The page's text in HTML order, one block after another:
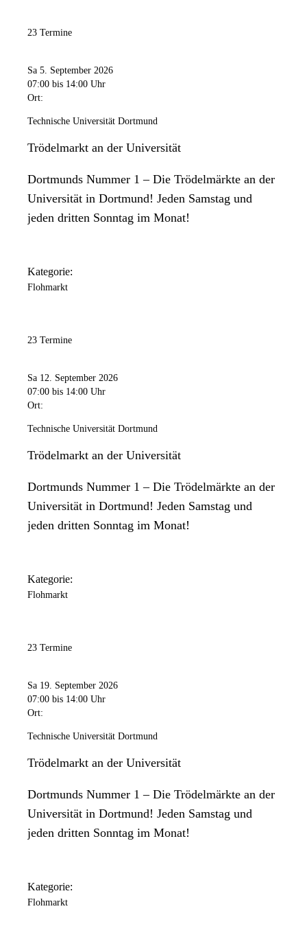
23 Termine
Sa 5. September 2026
07:00 bis 14:00 Uhr
Ort:
Technische Universität Dortmund
Trödelmarkt an der Universität
Dortmunds Nummer 1 – Die Trödelmärkte an der
Universität in Dortmund! Jeden Samstag und
jeden dritten Sonntag im Monat!
Kategorie:
Flohmarkt
23 Termine
Sa 12. September 2026
07:00 bis 14:00 Uhr
Ort:
Technische Universität Dortmund
Trödelmarkt an der Universität
Dortmunds Nummer 1 – Die Trödelmärkte an der
Universität in Dortmund! Jeden Samstag und
jeden dritten Sonntag im Monat!
Kategorie:
Flohmarkt
23 Termine
Sa 19. September 2026
07:00 bis 14:00 Uhr
Ort:
Technische Universität Dortmund
Trödelmarkt an der Universität
Dortmunds Nummer 1 – Die Trödelmärkte an der
Universität in Dortmund! Jeden Samstag und
jeden dritten Sonntag im Monat!
Kategorie:
Flohmarkt